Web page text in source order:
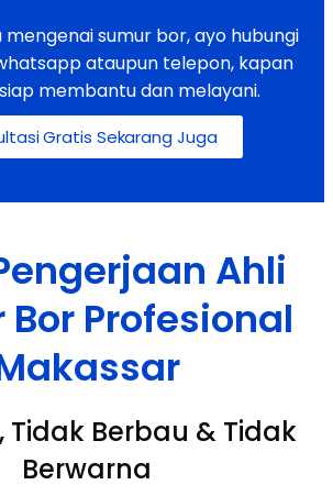
sumur bor, ayo hubungi
ataupun telepon, kapan
membantu dan melayani.
Gratis Sekarang Juga
Ahli
Bor Profesional
Tidak Berbau & Tidak
Berwarna